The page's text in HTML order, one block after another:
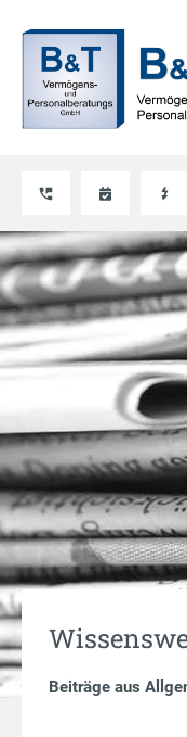
Beiträge aus